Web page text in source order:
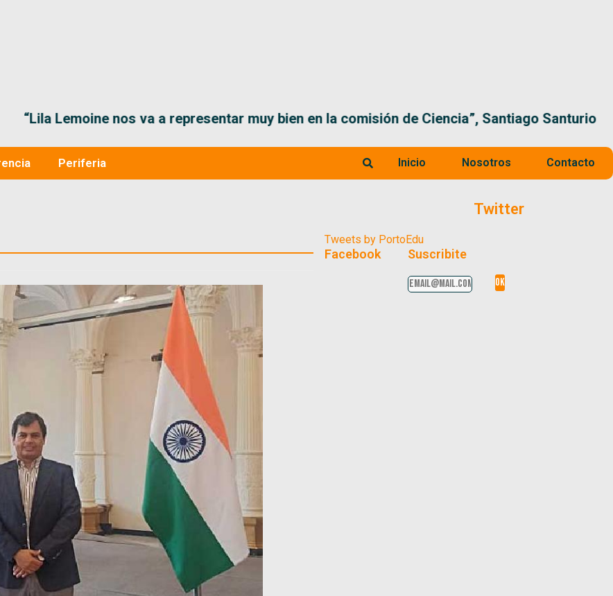
“Lila Lemoine nos va a representar muy bien en la comisión de Ciencia”, Santiago Santurio
Periferia Inicio Nosotros Contacto
Twitter
Tweets by PortoEdu
Facebook Suscribite